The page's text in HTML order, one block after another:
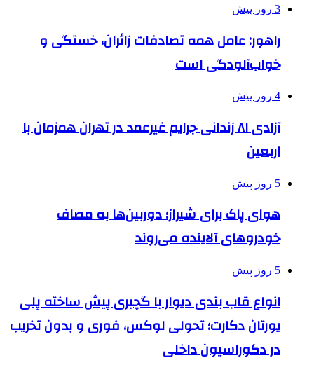
3 روز پیش
راهور: عامل همه تصادفات زائران، خستگی و
خواب‌آلودگی است
4 روز پیش
آزادی ۸۱ زندانی جرایم غیرعمد در تهران همزمان با
اربعین
5 روز پیش
هوای پاک برای شیراز؛ دوربین‌ها به مصاف
خودروهای آلاینده می‌روند
5 روز پیش
انواع قاب بندی دیوار با گچبری پیش ساخته پلی
یورتان دکارت؛ تحولی لوکس، فوری و بدون تخریب
در دکوراسیون داخلی